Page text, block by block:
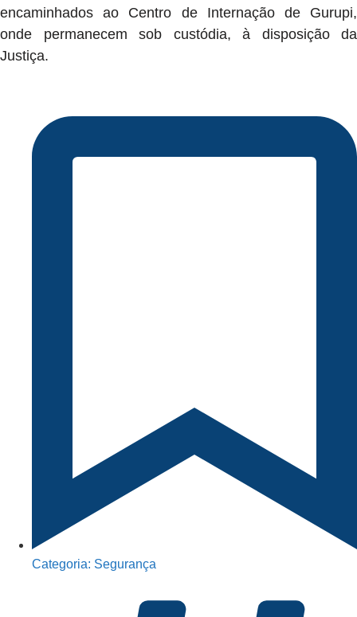
encaminhados ao Centro de Internação de Gurupi,
onde permanecem sob custódia, à disposição da
Justiça.
Categoria: Segurança